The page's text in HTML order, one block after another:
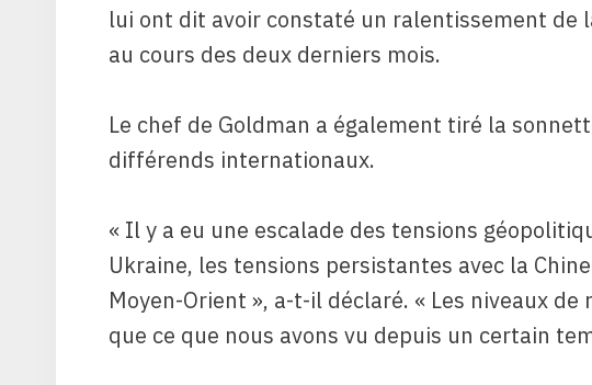
lui ont dit avoir constaté un ralentissement de
au cours des deux derniers mois.
Le chef de Goldman a également tiré la
différends internationaux.
« Il y a eu une escalade des tensions
Ukraine, les tensions persistantes avec la
Moyen-Orient », a-t-il déclaré. « Les niveaux
que ce que nous avons vu depuis un certain